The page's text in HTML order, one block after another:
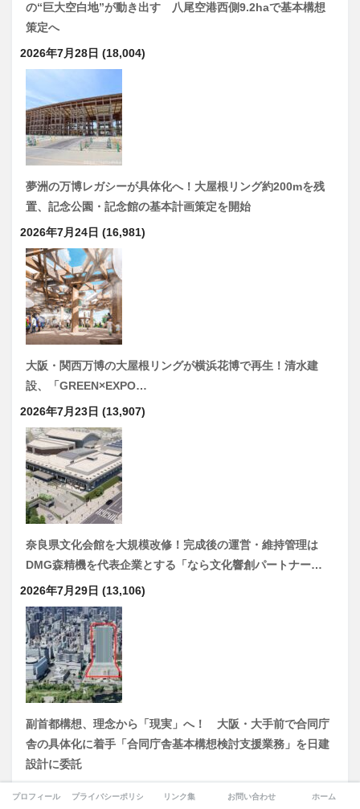
の“巨大空白地”が動き出す 八尾空港西側9.2haで基本構想
策定へ
2026年7月28日 (18,004)
夢洲の万博レガシーが具体化へ！大屋根リング約200mを残
置、記念公園・記念館の基本計画策定を開始
2026年7月24日 (16,981)
大阪・関西万博の大屋根リングが横浜花博で再生！清水建
設、「GREEN×EXPO…
2026年7月23日 (13,907)
奈良県文化会館を大規模改修！完成後の運営・維持管理は
DMG森精機を代表企業とする「なら文化響創パートナー…
2026年7月29日 (13,106)
副首都構想、理念から「現実」へ！ 大阪・大手前で合同庁
舎の具体化に着手「合同庁舎基本構想検討支援業務」を日建
設計に委託
2026年7月31日
プロフィール プライバシーポリシー リンク集 お問い合わせ ホーム